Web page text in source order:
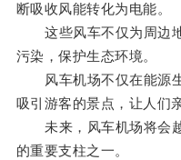
断吸收风能转化为电能。
这些风车不仅为周边地
污染，保护生态环境。
风车机场不仅在能源生
吸引游客的景点，让人们
未来，风车机场将会越
的重要支柱之一。